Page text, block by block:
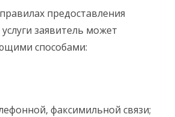
предоставления
заявитель может
способами:
факсимильной связи;